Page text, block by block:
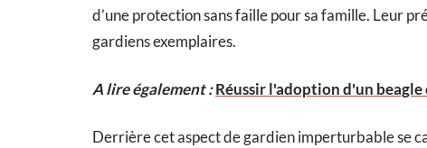
d’une protection sans faille pour sa famille. Leur
gardiens exemplaires.
A lire également :Réussir l'adoption d'un beagle
Derrière cet aspect de gardien imperturbable se